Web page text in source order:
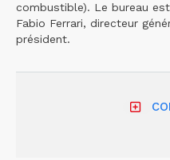
combustible). Le bureau
Fabio Ferrari, directeur
président.